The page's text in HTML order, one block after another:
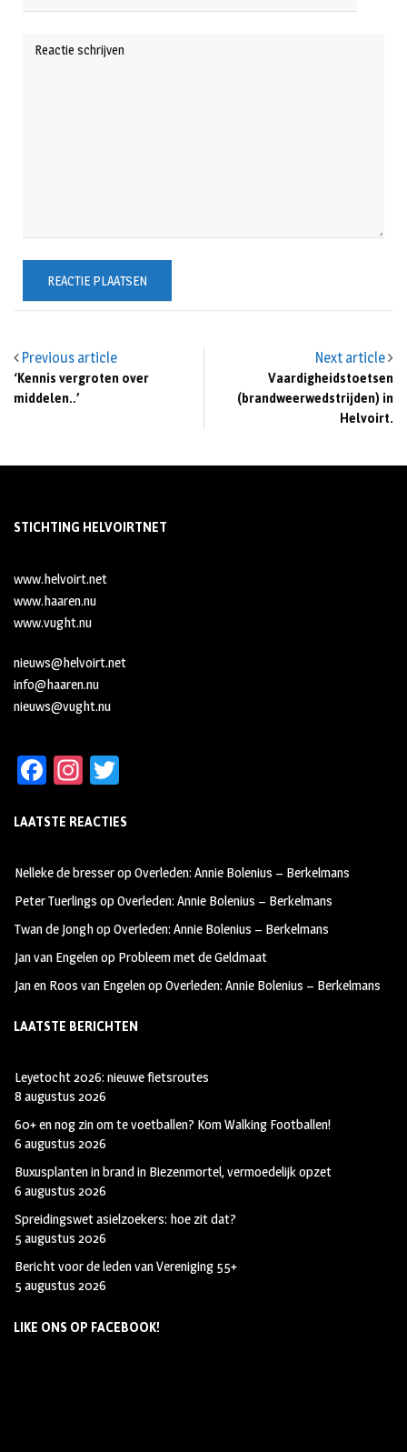
Previous article
‘Kennis vergroten over
middelen..’
Next article
Vaardigheidstoetsen
(brandweerwedstrijden) in
Helvoirt.
STICHTING HELVOIRTNET
www.helvoirt.net
www.haaren.nu
www.vught.nu
nieuws@helvoirt.net
info@haaren.nu
nieuws@vught.nu
Fa
b
oo
k
In
ag
m
tt
LAATSTE REACTIES
Nelleke de bresseropOverleden: Annie Bolenius – Berkelmans
Peter Tuerlings opOverleden: Annie Bolenius – Berkelmans
Twan de JonghopOverleden: Annie Bolenius – Berkelmans
Jan van Engelenop Probleem met de Geldmaat
Jan en Roos van EngelenopOverleden: Annie Bolenius – Berkelmans
LAATSTE BERICHTEN
Leyetocht 2026: nieuwe fietsroutes
8 augustus 2026
60+ en nog zin om te voetballen? Kom Walking Footballen!
6 augustus 2026
Buxusplanten in brand in Biezenmortel, vermoedelijk opzet
6 augustus 2026
Spreidingswet asielzoekers: hoe zit dat?
5 augustus 2026
Bericht voor de leden van Vereniging 55+
5 augustus 2026
LIKE ONS OP FACEBOOK!